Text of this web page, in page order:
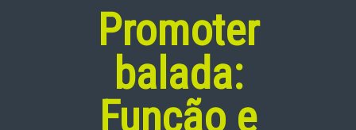
Promoter
balada:
Função e